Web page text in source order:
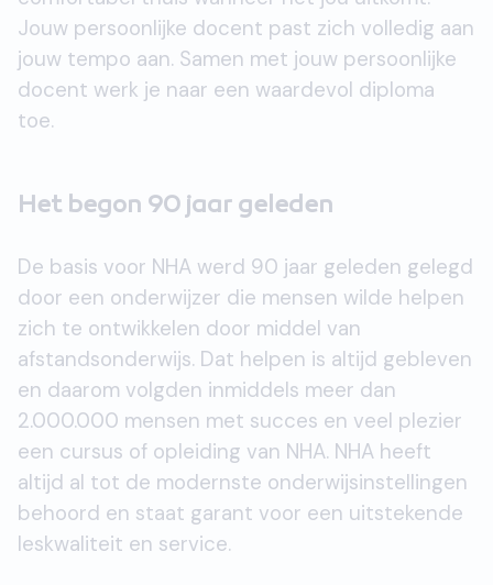
Jouw persoonlijke docent past zich volledig aan
jouw tempo aan. Samen met jouw persoonlijke
docent werk je naar een waardevol diploma
toe.
Het begon 90 jaar geleden
De basis voor NHA werd 90 jaar geleden gelegd
door een onderwijzer die mensen wilde helpen
zich te ontwikkelen door middel van
afstandsonderwijs. Dat helpen is altijd gebleven
en daarom volgden inmiddels meer dan
2.000.000 mensen met succes en veel plezier
een cursus of opleiding van NHA. NHA heeft
altijd al tot de modernste onderwijsinstellingen
behoord en staat garant voor een uitstekende
leskwaliteit en service.